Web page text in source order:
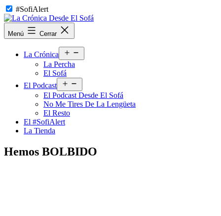
Saltar
al
contenido
#SofiAlert
La
Crónica
Menú Cerrar
La Crónica
el
La Percha
El Sofá
El Podcast
el
menú
El Podcast Desde El Sofá
No Me Tires De La Lengüeta
El Resto
El #SofiAlert
La Tienda
Hemos BOLBIDO